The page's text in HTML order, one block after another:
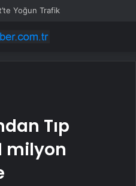
Yoğun Trafik
Tıp
milyon